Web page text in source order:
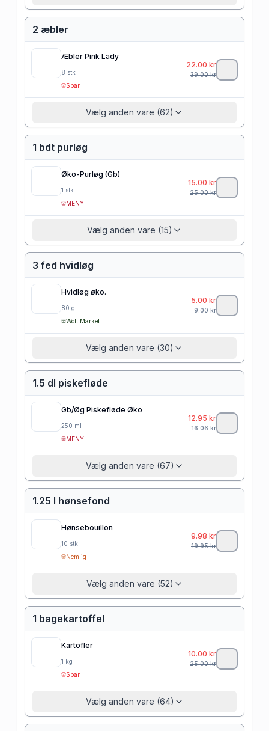
2 æbler
Æbler Pink Lady
8 stk
Spar
22.00 kr
39.00kr
Vælg anden vare (62)
1 bdt purløg
Øko-Purløg (Gb)
1 stk
MENY
15.00 kr
25.00kr
Vælg anden vare (15)
3 fed hvidløg
Hvidløg øko.
80 g
Wolt Market
5.00 kr
9.00kr
Vælg anden vare (30)
1.5 dl piskefløde
Gb/Øg Piskefløde Øko
250 ml
MENY
12.95 kr
16.06kr
Vælg anden vare (67)
1.25 l hønsefond
Hønsebouillon
10 stk
Nemlig
9.98 kr
19.95kr
Vælg anden vare (52)
1 bagekartoffel
Kartofler
1 kg
Spar
10.00 kr
25.00kr
Vælg anden vare (64)